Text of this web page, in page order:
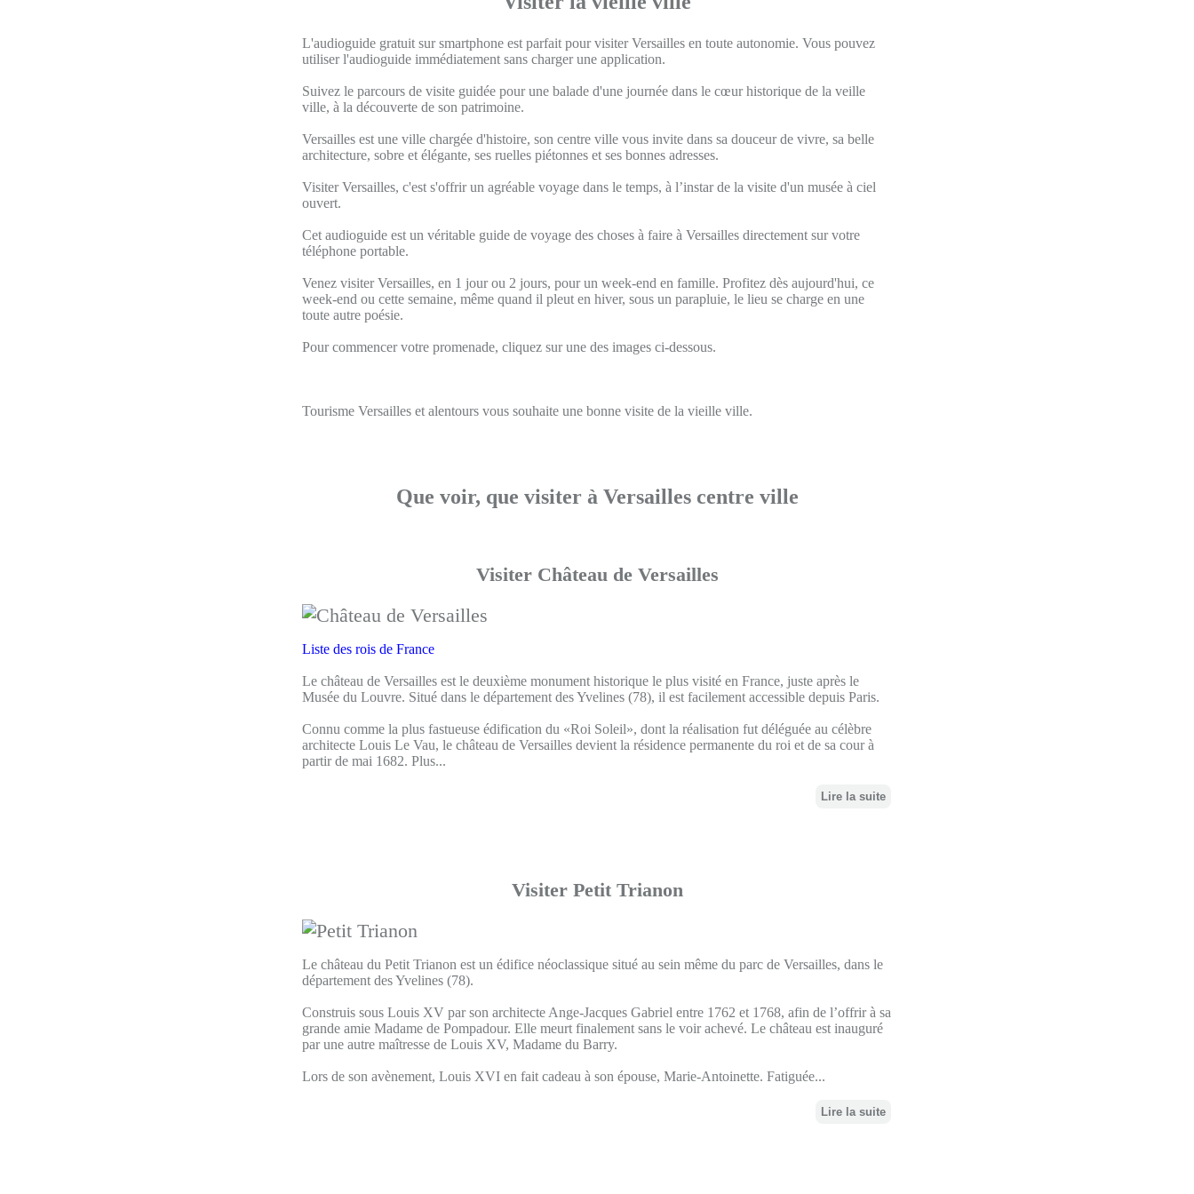
L'audioguide gratuit sur smartphone est parfait pour visiter Versailles en toute autonomie. Vous pouvez
utiliser l'audioguide immédiatement sans charger une application.
Suivez le parcours de visite guidée pour une balade d'une journée dans le cœur historique de la veille
ville, à la découverte de son patrimoine.
Versailles est une ville chargée d'histoire, son centre ville vous invite dans sa douceur de vivre, sa belle
architecture, sobre et élégante, ses ruelles piétonnes et ses bonnes adresses.
Visiter Versailles, c'est s'offrir un agréable voyage dans le temps, à l’instar de la visite d'un musée à ciel
ouvert.
Cet audioguide est un véritable guide de voyage des choses à faire à Versailles directement sur votre
téléphone portable.
Venez visiter Versailles, en 1 jour ou 2 jours, pour un week-end en famille. Profitez dès aujourd'hui, ce
week-end ou cette semaine, même quand il pleut en hiver, sous un parapluie, le lieu se charge en une
toute autre poésie.
Pour commencer votre promenade, cliquez sur une des images ci-dessous.
Tourisme Versailles et alentours vous souhaite une bonne visite de la vieille ville.
Que voir, que visiter à Versailles centre ville
Visiter Château de Versailles
Liste des rois de France
Le château de Versailles est le deuxième monument historique le plus visité en France, juste après le
Musée du Louvre. Situé dans le département des Yvelines (78), il est facilement accessible depuis Paris.
Connu comme la plus fastueuse édification du «Roi Soleil», dont la réalisation fut déléguée au célèbre
architecte Louis Le Vau, le château de Versailles devient la résidence permanente du roi et de sa cour à
partir de mai 1682. Plus...
Lire la suite
Visiter Petit Trianon
Le château du Petit Trianon est un édifice néoclassique situé au sein même du parc de Versailles, dans le
département des Yvelines (78).
Construis sous Louis XV par son architecte Ange-Jacques Gabriel entre 1762 et 1768, afin de l’offrir à sa
grande amie Madame de Pompadour. Elle meurt finalement sans le voir achevé. Le château est inauguré
par une autre maîtresse de Louis XV, Madame du Barry.
Lors de son avènement, Louis XVI en fait cadeau à son épouse, Marie-Antoinette. Fatiguée...
Lire la suite